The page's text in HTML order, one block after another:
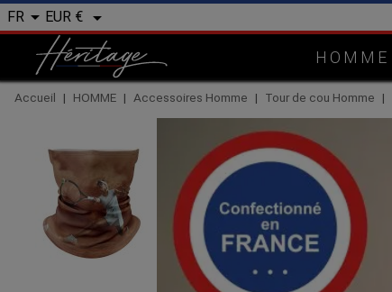
FR  EUR € 
HOMME
Accueil HOMME Accessoires Homme Tour de cou Homme